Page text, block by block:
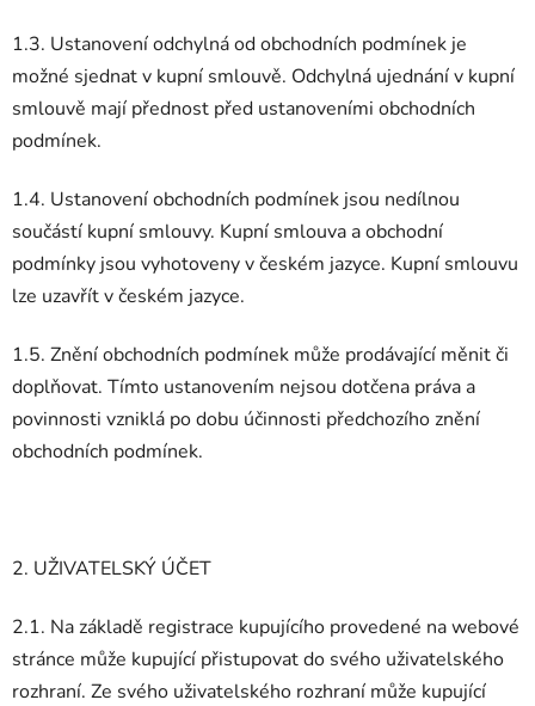
1.3. Ustanovení odchylná od obchodních podmínek je
možné sjednat v kupní smlouvě. Odchylná ujednání v kupní
smlouvě mají přednost před ustanoveními obchodních
podmínek.
1.4. Ustanovení obchodních podmínek jsou nedílnou
součástí kupní smlouvy. Kupní smlouva a obchodní
podmínky jsou vyhotoveny v českém jazyce. Kupní smlouvu
lze uzavřít v českém jazyce.
1.5. Znění obchodních podmínek může prodávající měnit či
doplňovat. Tímto ustanovením nejsou dotčena práva a
povinnosti vzniklá po dobu účinnosti předchozího znění
obchodních podmínek.
2. UŽIVATELSKÝ ÚČET
2.1. Na základě registrace kupujícího provedené na webové
stránce může kupující přistupovat do svého uživatelského
rozhraní. Ze svého uživatelského rozhraní může kupující